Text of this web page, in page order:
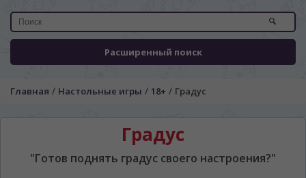
Расширенный поиск
Главная / Настольные игры / 18+ / Градус
Градус
"Готов поднять градус своего настроения?"